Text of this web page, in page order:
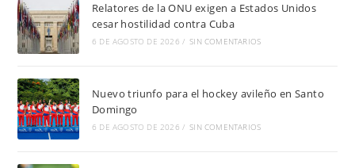
Relatores de la ONU exigen a Estados Unidos
cesar hostilidad contra Cuba
6 DE AGOSTO DE 2026 / SIN COMENTARIOS
Nuevo triunfo para el hockey avileño en Santo
Domingo
6 DE AGOSTO DE 2026 / SIN COMENTARIOS